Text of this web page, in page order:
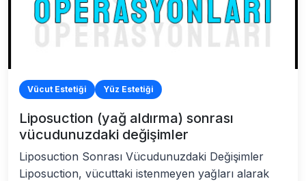
Vücut Estetiği Yüz Estetiği
Liposuction (yağ aldırma) sonrası
vücudunuzdaki değişimler
Liposuction Sonrası Vücudunuzdaki Değişimler
Liposuction, vücuttaki istenmeyen yağları alarak